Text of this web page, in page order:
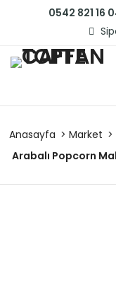
0542 821 16
Anasayfa Market
Arabalı Popcorn